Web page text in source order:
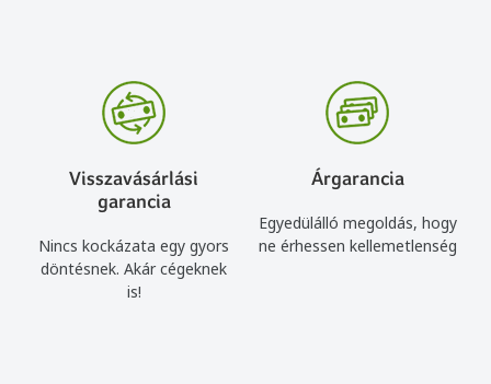
Visszavásárlási
garancia
Nincs kockázata egy gyors
döntésnek. Akár cégeknek
is!
Árgarancia
Egyedülálló megoldás, hogy
ne érhessen kellemetlenség